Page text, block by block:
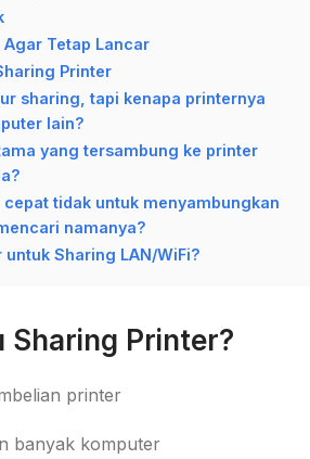
Tetap Lancar
Printer
sharing, tapi kenapa printernya
lain?
yang tersambung ke printer
tidak untuk menyambungkan
namanya?
Sharing LAN/WiFi?
Sharing Printer?
printer
banyak komputer